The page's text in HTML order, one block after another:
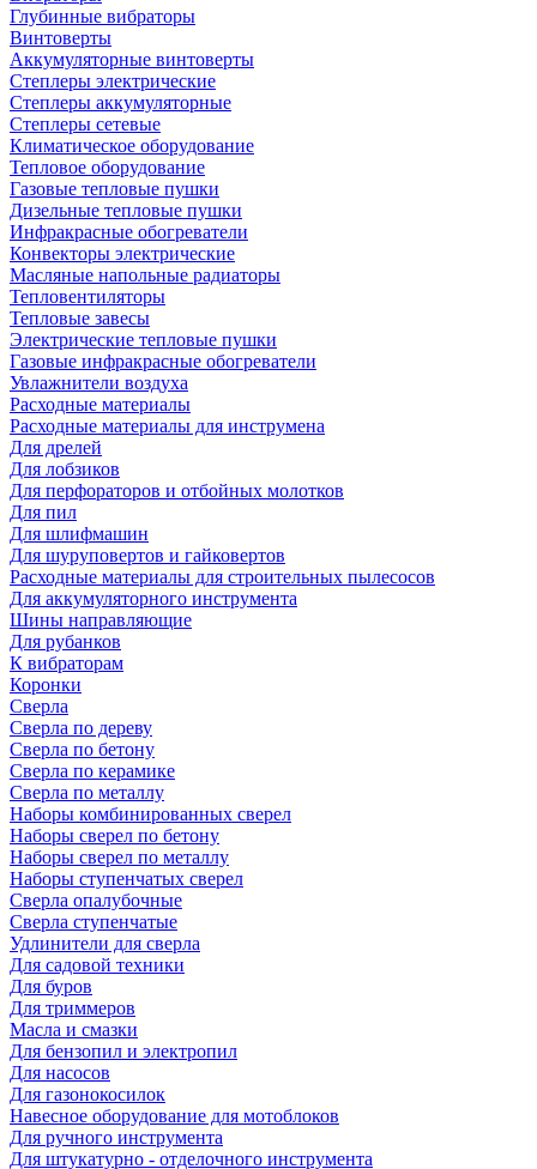
Глубинные вибраторы
Винтоверты
Аккумуляторные винтоверты
Степлеры электрические
Степлеры аккумуляторные
Степлеры сетевые
Климатическое оборудование
Тепловое оборудование
Газовые тепловые пушки
Дизельные тепловые пушки
Инфракрасные обогреватели
Конвекторы электрические
Масляные напольные радиаторы
Тепловентиляторы
Тепловые завесы
Электрические тепловые пушки
Газовые инфракрасные обогреватели
Увлажнители воздуха
Расходные материалы
Расходные материалы для инструмена
Для дрелей
Для лобзиков
Для перфораторов и отбойных молотков
Для пил
Для шлифмашин
Для шуруповертов и гайковертов
Расходные материалы для строительных пылесосов
Для аккумуляторного инструмента
Шины направляющие
Для рубанков
К вибраторам
Коронки
Сверла
Сверла по дереву
Сверла по бетону
Сверла по керамике
Сверла по металлу
Наборы комбинированных сверел
Наборы сверел по бетону
Наборы сверел по металлу
Наборы ступенчатых сверел
Сверла опалубочные
Сверла ступенчатые
Удлинители для сверла
Для садовой техники
Для буров
Для триммеров
Масла и смазки
Для бензопил и электропил
Для насосов
Для газонокосилок
Навесное оборудование для мотоблоков
Для ручного инструмента
Для штукатурно - отделочного инструмента